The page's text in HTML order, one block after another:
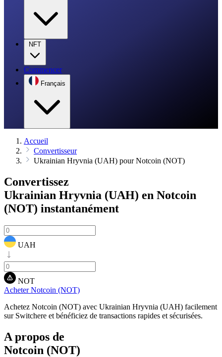
NFT
Commencer
Français
Accueil
Convertisseur
Ukrainian Hryvnia (UAH) pour Notcoin (NOT)
Convertissez
Ukrainian Hryvnia (UAH) en Notcoin
(NOT) instantanément
UAH
NOT
Acheter Notcoin (NOT)
Achetez Notcoin (NOT) avec Ukrainian Hryvnia (UAH) facilement
sur Switchere et bénéficiez de transactions rapides et sécurisées.
A propos de
Notcoin (NOT)